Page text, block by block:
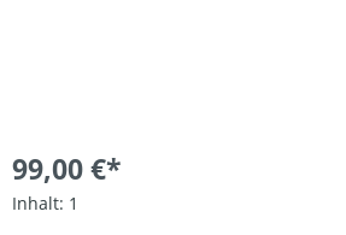
99,00 €*
Inhalt: 1